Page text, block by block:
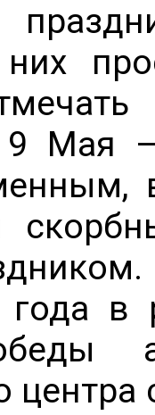
9 Мая
в